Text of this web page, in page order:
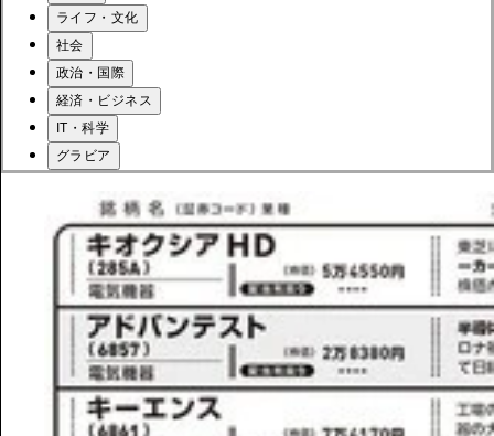
ライフ・文化
社会
政治・国際
経済・ビジネス
IT・科学
グラビア